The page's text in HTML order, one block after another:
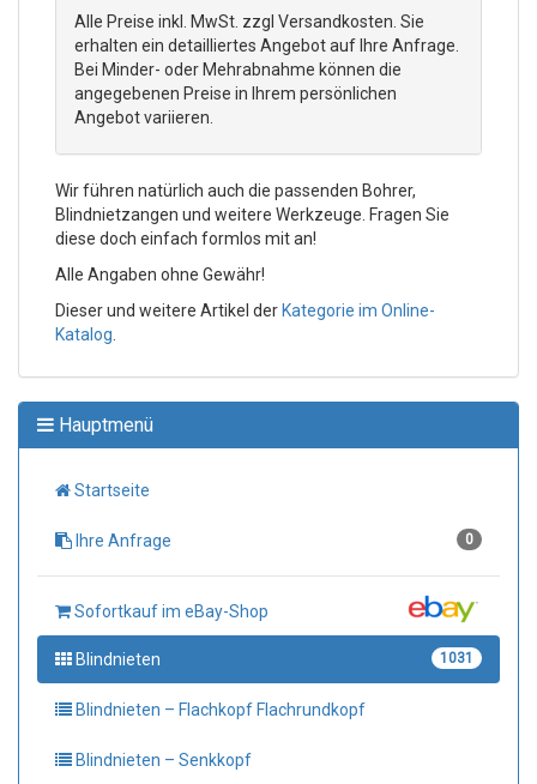
Alle Preise inkl. MwSt. zzgl Versandkosten. Sie
erhalten ein detailliertes Angebot auf Ihre Anfrage.
Bei Minder- oder Mehrabnahme können die
angegebenen Preise in Ihrem persönlichen
Angebot variieren.
Wir führen natürlich auch die passenden Bohrer,
Blindnietzangen und weitere Werkzeuge. Fragen Sie
diese doch einfach formlos mit an!
Alle Angaben ohne Gewähr!
Dieser und weitere Artikel der Kategorie im Online-
Katalog
Hauptmenü
Startseite
Ihre Anfrage 0
Sofortkauf im eBay-Shop
Blindnieten 1031
Blindnieten – Flachkopf Flachrundkopf
Blindnieten – Senkkopf